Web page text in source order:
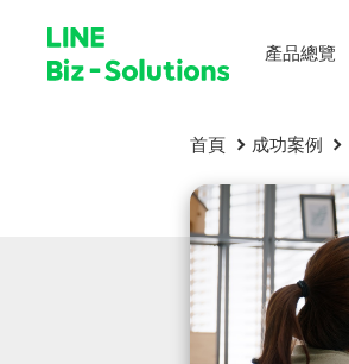
產品總覽
首頁 成功案例